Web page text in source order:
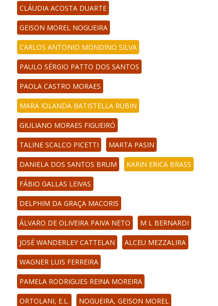
CLÁUDIA ACOSTA DUARTE
GEISON MOREL NOGUEIRA
CARLOS ANTONIO MONDINO SILVA
PAULO SÉRGIO PATTO DOS SANTOS
PAOLA CASTRO MORAES
MARA IOLANDA BATISTELLA RUBIN
GIULIANO MORAES FIGUEIRÓ
TALINE SCALCO PICETTI MARTA PASIN
DANIELA DOS SANTOS BRUM KARIN ERICA BRASS
FÁBIO GALLAS LEIVAS
DELPHIM DA GRAÇA MACORIS
ÁLVARO DE OLIVEIRA PAIVA NETO M L BERNARDI
JOSÉ WANDERLEY CATTELAN ALCEU MEZZALIRA
WAGNER LUIS FERREIRA
PAMELA RODRIGUES REINA MOREIRA
ORTOLANI, E.L. NOGUEIRA, GEISON MOREL